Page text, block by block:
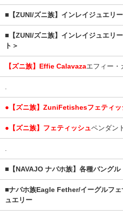
■【ZUNI/ズニ族】インレイジュエリ
■【ZUNI/ズニ族】インレイジュエリ
ト＞
【ズニ族】Effie Calavazaエフィー・
.
●【ズニ族】ZuniFetishesフェティッ
●【ズニ族】フェティッシュペンダン
.
■【NAVAJO ナバホ族】各種バングル
■ナバホ族Eagle Fether/イーグルフ
ュエリー